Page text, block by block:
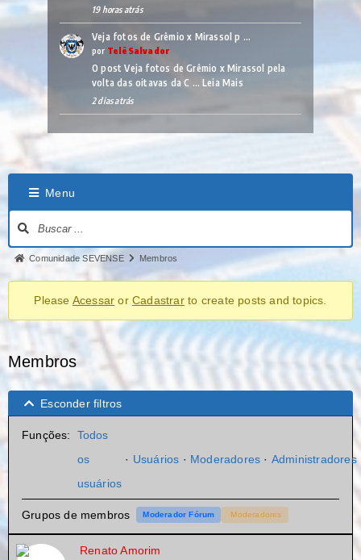
19 horas atrás
Veja fotos de Grêmio x Mirassol p …
por TelêSalvador
O post Veja fotos de Grêmio x Mirassol pela
volta das oitavas da C … Leia Mais
2 dias atrás
Menu
Comunidade SEVENSE Membros
Please Acessar orCadastrarto create posts and topics.
Membros
Esconder filtros
Funções:
Todos
os
usuários
· Usuários · Moderadores · Administradores
Grupos de membros Moderador Fórum Moderadores
Renato Amorim